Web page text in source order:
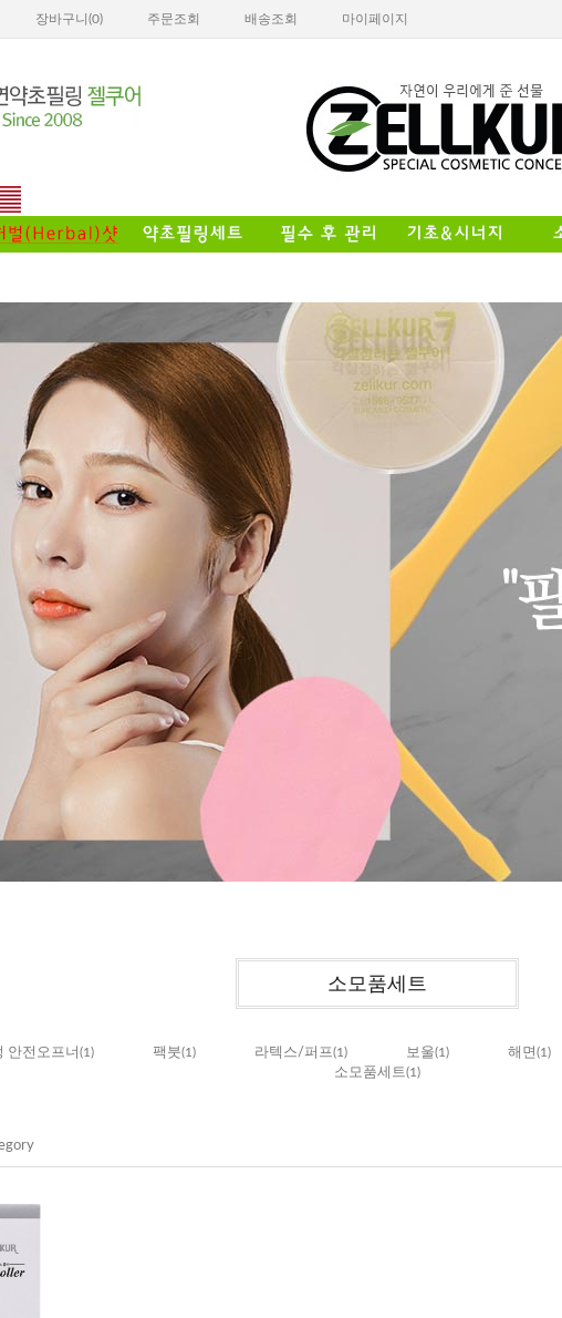
장바구니(0) 주문조회 배송조회 마이페이지
소모품세트
안전오프너 (1) 팩붓(1) 라텍스/퍼프(1) 보울(1) 해면(1)
소모품세트(1)